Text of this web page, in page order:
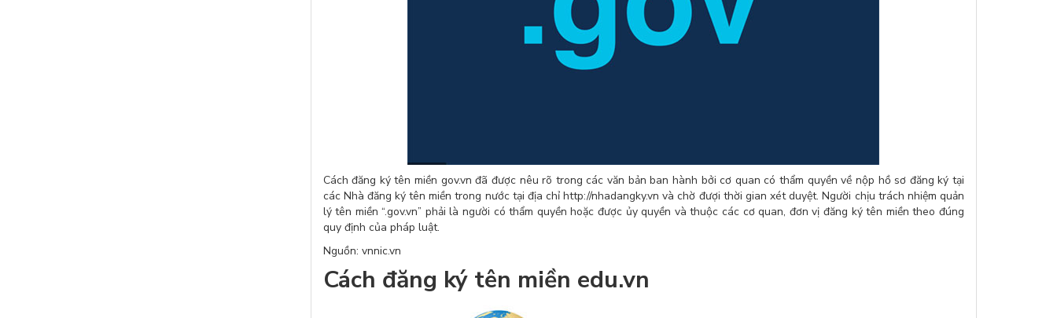
Cách đăng ký tên miền gov.vn đã được nêu rõ trong các văn bản ban hành bởi cơ quan có thẩm quyền về nộp hồ sơ đăng ký tại
các Nhà đăng ký tên miền trong nước tại địa chỉ http://nhadangky.vn và chờ đượi thời gian xét duyệt. Người chịu trách nhiệm quản
lý tên miền “.gov.vn” phải là người có thẩm quyền hoặc được ủy quyền và thuộc các cơ quan, đơn vị đăng ký tên miền theo đúng
quy định của pháp luật.
Nguồn: vnnic.vn
Cách đăng ký tên miền edu.vn